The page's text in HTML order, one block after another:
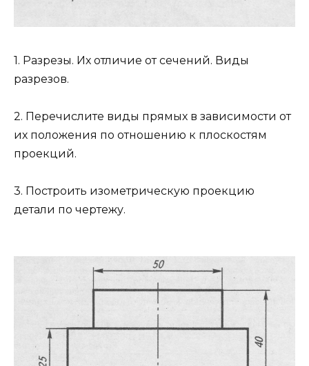
1. Разрезы. Их отличие от сечений. Виды
разрезов.
2. Перечислите виды прямых в зависимости от
их положения по отношению к плоскостям
проекций.
3. Построить изометрическую проекцию
детали по чертежу.